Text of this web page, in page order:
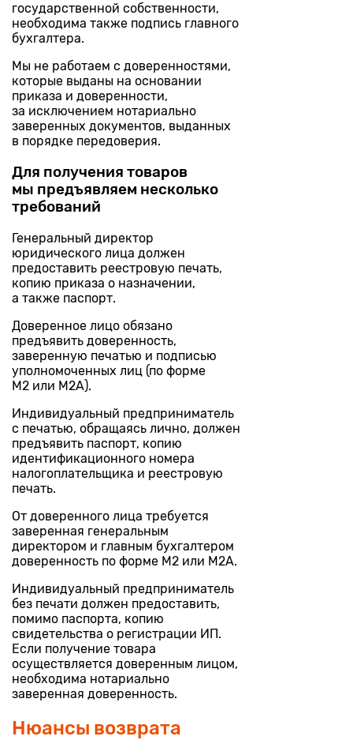
государственной собственности,
необходима также подпись главного
бухгалтера.
Мы не работаем с доверенностями,
которые выданы на основании
приказа и доверенности,
за исключением нотариально
заверенных документов, выданных
в порядке передоверия.
Для получения товаров
мы предъявляем несколько
требований
Генеральный директор
юридического лица должен
предоставить реестровую печать,
копию приказа о назначении,
а также паспорт.
Доверенное лицо обязано
предъявить доверенность,
заверенную печатью и подписью
уполномоченных лиц (по форме
М2 или М2А).
Индивидуальный предприниматель
с печатью, обращаясь лично, должен
предъявить паспорт, копию
идентификационного номера
налогоплательщика и реестровую
печать.
От доверенного лица требуется
заверенная генеральным
директором и главным бухгалтером
доверенность по форме М2 или М2А.
Индивидуальный предприниматель
без печати должен предоставить,
помимо паспорта, копию
свидетельства о регистрации ИП.
Если получение товара
осуществляется доверенным лицом,
необходима нотариально
заверенная доверенность.
Нюансы возврата